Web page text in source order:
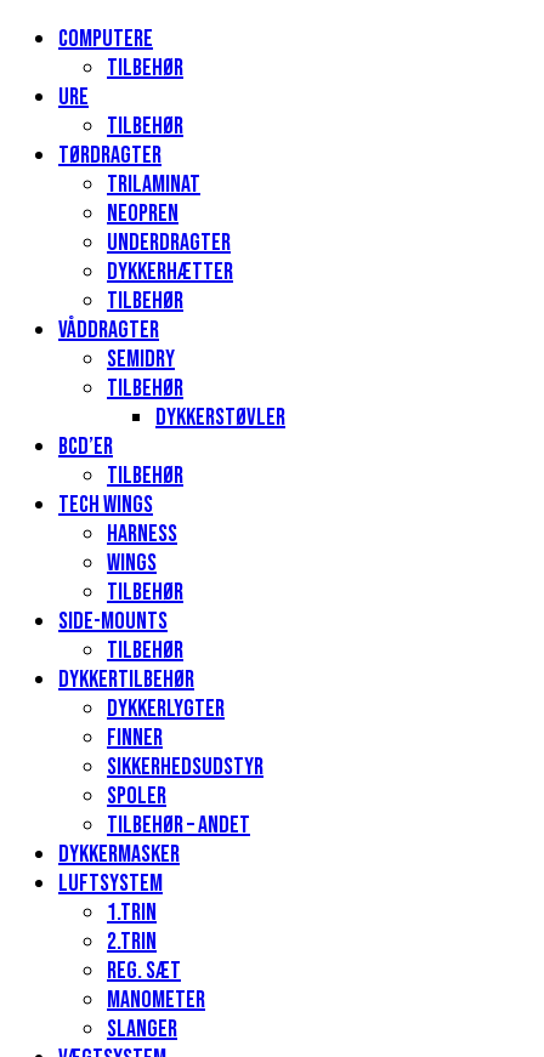
Computere
Tilbehør
Ure
Tilbehør
Tørdragter
Trilaminat
Neopren
Underdragter
Dykkerhætter
Tilbehør
Våddragter
Semidry
Tilbehør
Dykkerstøvler
BCD’er
Tilbehør
Tech Wings
Harness
Wings
Tilbehør
Side-mounts
Tilbehør
Dykkertilbehør
Dykkerlygter
Finner
Sikkerhedsudstyr
Spoler
Tilbehør – andet
Dykkermasker
Luftsystem
1.Trin
2.Trin
Reg. sæt
Manometer
Slanger